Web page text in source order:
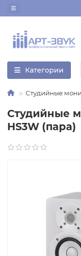
Категории
Студийные
Студийные
HS3W (пара)